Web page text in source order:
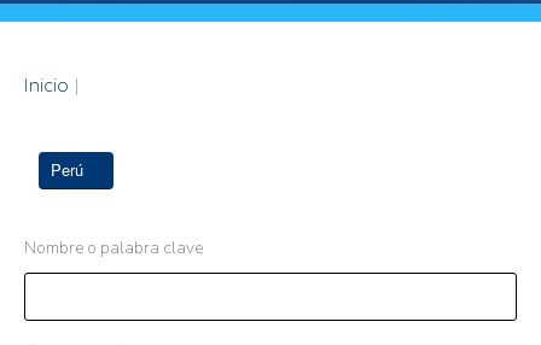
Inicio |
Perú
Nombre o palabra clave